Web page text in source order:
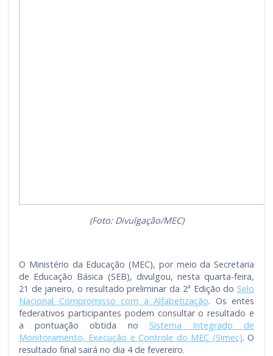
(Foto: Divulgação/MEC)
O Ministério da Educação (MEC), por meio da Secretaria
de Educação Básica (SEB), divulgou, nesta quarta-feira,
21 de janeiro, o resultado preliminar da 2ª Edição do Selo
Nacional Compromisso com a Alfabetização. Os entes
federativos participantes podem consultar o resultado e
a pontuação obtida no Sistema Integrado de
Monitoramento, Execução e Controle do MEC (Simec). O
resultado final sairá no dia 4 de fevereiro.